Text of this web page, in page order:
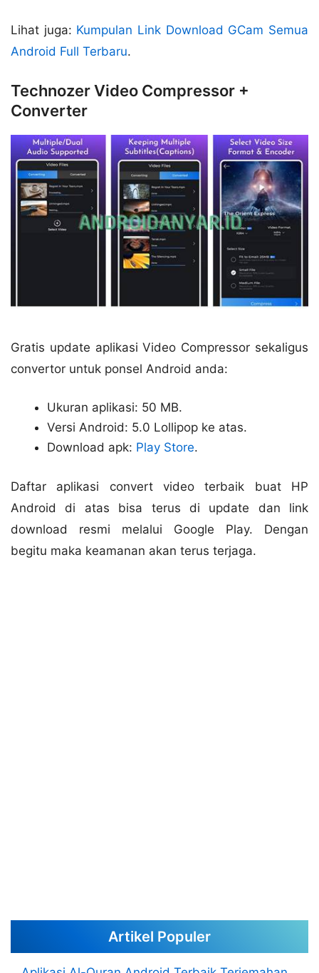
Lihat juga: Kumpulan Link Download GCam Semua
Android Full Terbaru.
Technozer Video Compressor +
Converter
Gratis update aplikasi Video Compressor sekaligus
convertor untuk ponsel Android anda:
Ukuran aplikasi: 50 MB.
Versi Android: 5.0 Lollipop ke atas.
Download apk: Play Store.
Daftar aplikasi convert video terbaik buat HP
Android di atas bisa terus di update dan link
download resmi melalui Google Play. Dengan
begitu maka keamanan akan terus terjaga.
Artikel Populer